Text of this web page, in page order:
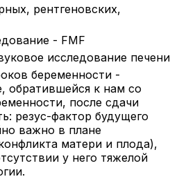
рентгеновских,
- FMF
исследование печени
беременности -
обратившейся к нам со
после сдачи
резус-фактор будущего
важно в плане
матери и плода),
у него тяжелой